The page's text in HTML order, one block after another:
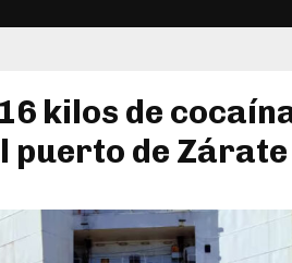
kilos de
puerto de Zárate